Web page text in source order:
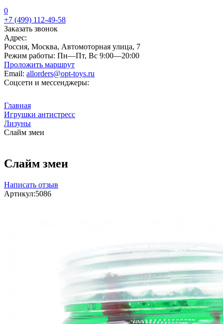
0
+7 (499) 112-49-58
Заказать звонок
Адрес:
Россия, Москва, Автомоторная улица, 7
Режим работы: Пн—Пт, Вс 9:00—20:00
Проложить маршрут
Email: allorders@opt-toys.ru
Соцсети и мессенджеры:
Главная
Игрушки антистресс
Лизуны
Слайм змеи
Слайм змеи
Написать отзыв
Артикул:5086